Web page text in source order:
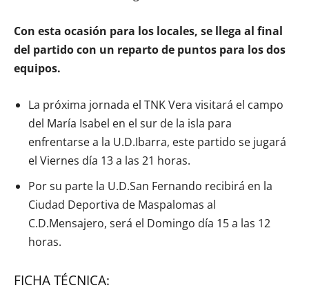
Con esta ocasión para los locales, se llega al final
del partido con un reparto de puntos para los dos
equipos.
La próxima jornada el TNK Vera visitará el campo
del María Isabel en el sur de la isla para
enfrentarse a la U.D.Ibarra, este partido se jugará
el Viernes día 13 a las 21 horas.
Por su parte la U.D.San Fernando recibirá en la
Ciudad Deportiva de Maspalomas al
C.D.Mensajero, será el Domingo día 15 a las 12
horas.
FICHA TÉCNICA: